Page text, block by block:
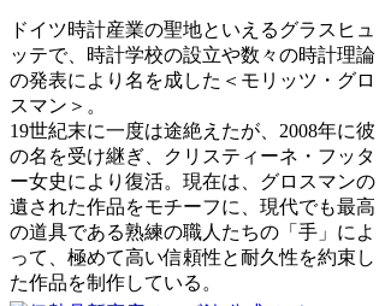
ドイツ時計産業の聖地といえるグラスヒュ
ッテで、時計学校の設立や数々の時計理論
の発表により名を成した＜モリッツ・グロ
スマン＞。
19世紀末に一度は途絶えたが、2008年に彼
の名を受け継ぎ、クリスティーネ・フッタ
ー女史により復活。現在は、グロスマンの
遺された作品をモチーフに、現代でも最高
の道具である熟練の職人たちの「手」によ
って、極めて高い信頼性と耐久性を約束し
た作品を制作している。